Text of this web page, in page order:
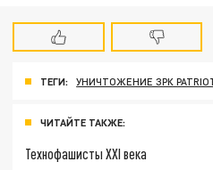
ТЕГИ: УНИЧТОЖЕНИЕ ЗРК
ЧИТАЙТЕ ТАКЖЕ:
Технофашисты XXI века